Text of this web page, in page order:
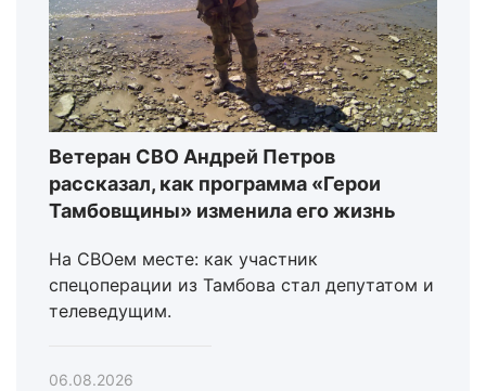
Ветеран СВО Андрей Петров
рассказал, как программа «Герои
Тамбовщины» изменила его жизнь
На СВОем месте: как участник
спецоперации из Тамбова стал депутатом и
телеведущим.
06.08.2026